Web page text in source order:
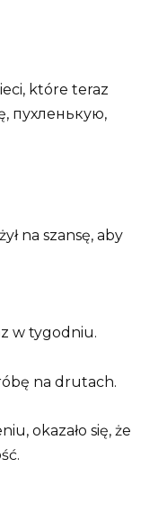
które teraz
пухленькую,
na szansę, aby
w tygodniu.
na drutach.
okazało się, że